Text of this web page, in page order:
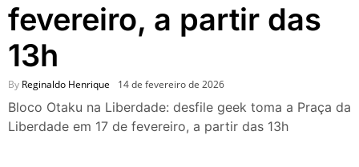
passeios imperdíveis
O que fazer em São Paulo
passeios imperdíveis
O que fazer em São Paulo
nos dias 18 e 19 de julho de
2026: festas julinas, shows,
fevereiro, a partir das
13h
By Reginaldo Henrique 14 de fevereiro de 2026
Bloco Otaku na Liberdade: desfile geek toma a Praça da
Liberdade em 17 de fevereiro, a partir das 13h